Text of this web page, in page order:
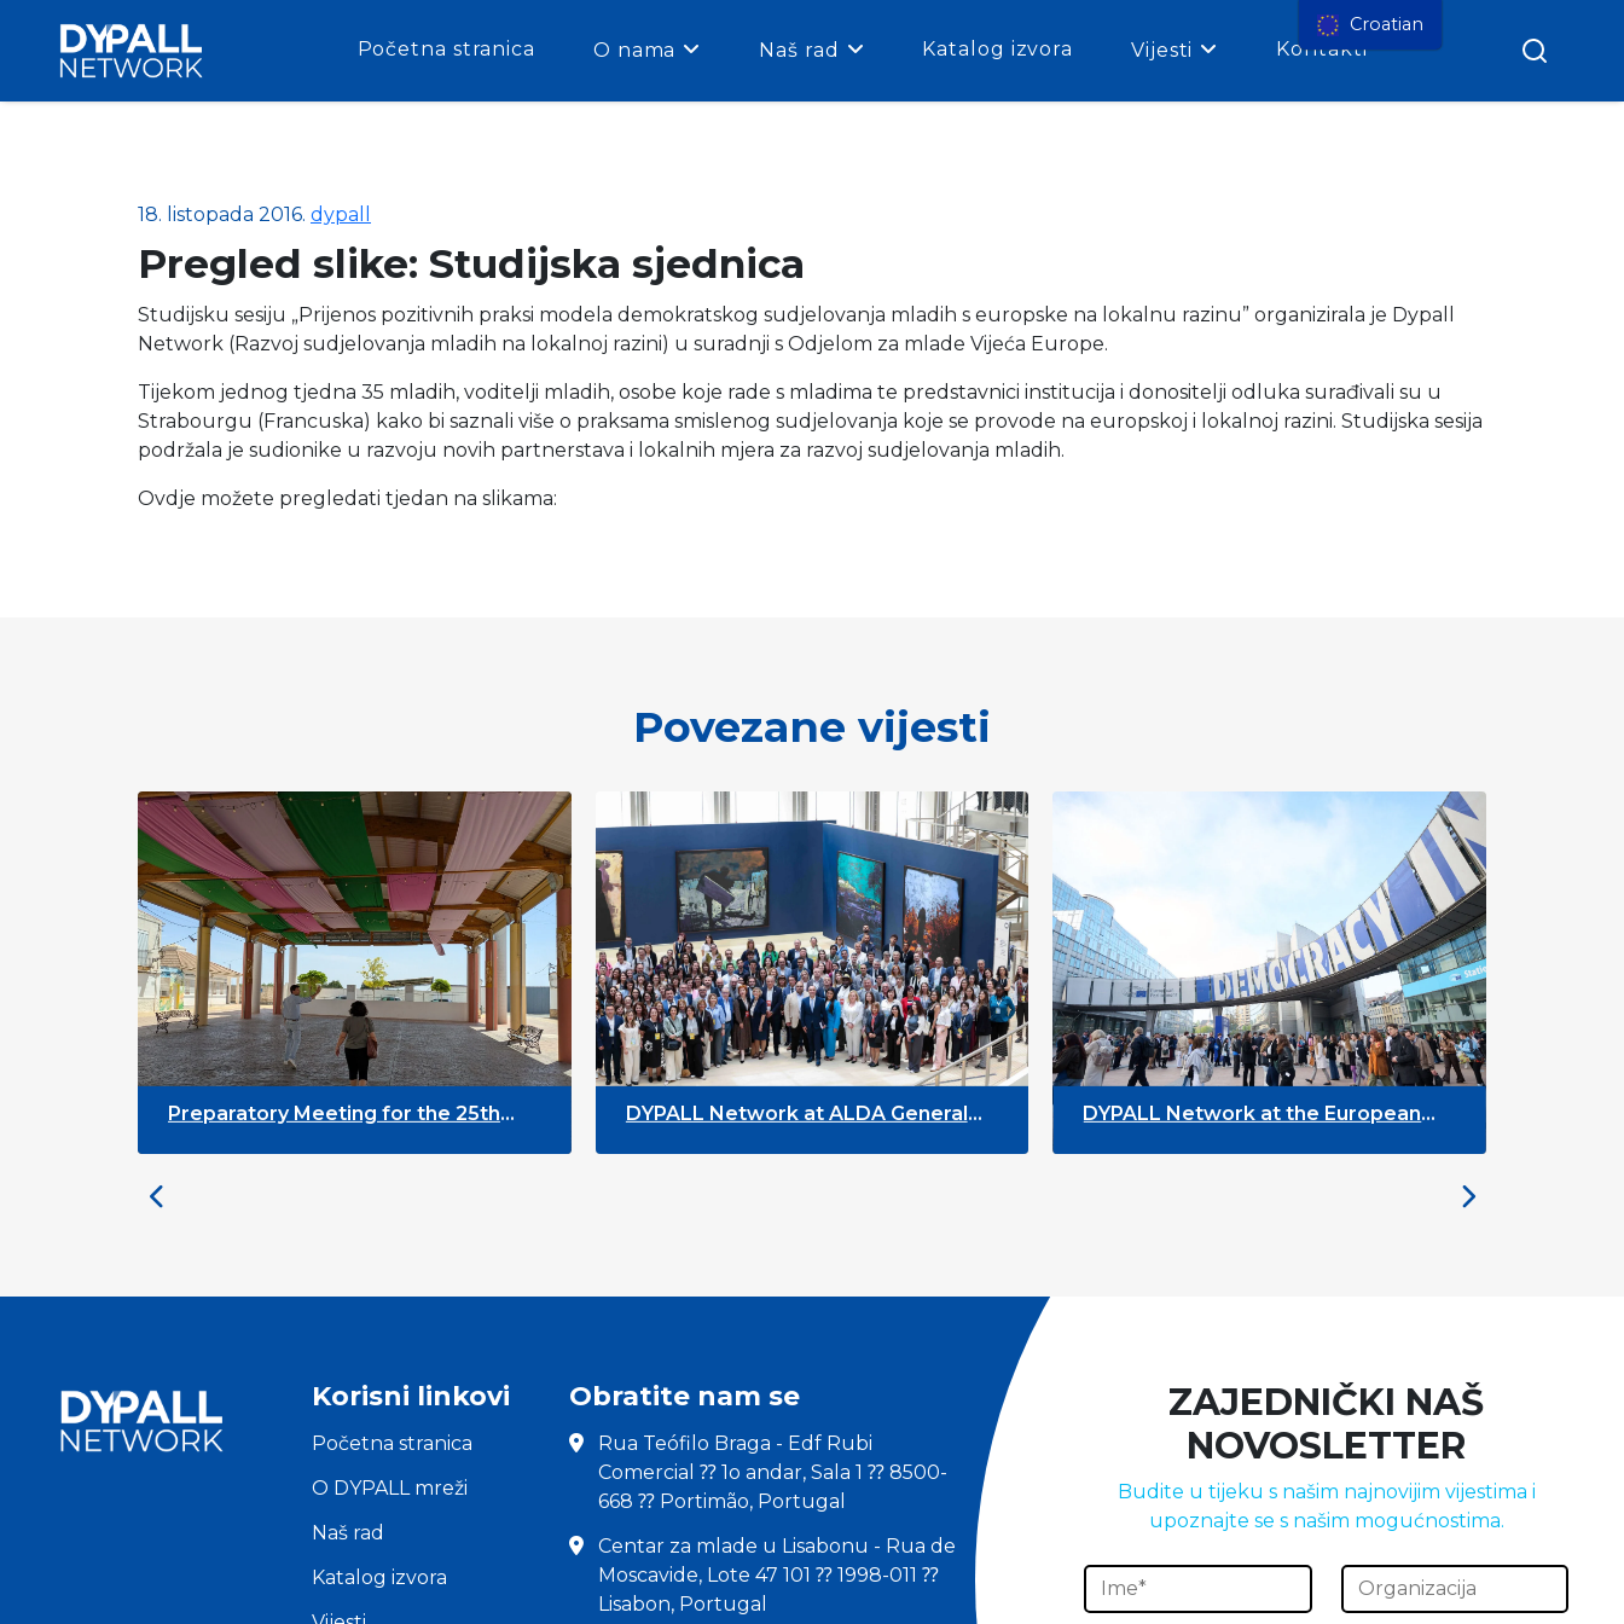
Početna stranica O nama Naš rad Katalog izvora Vijesti Kontakti
18. listopada 2016. dypall
Pregled slike: Studijska sjednica
Studijsku sesiju „Prijenos pozitivnih praksi modela demokratskog sudjelovanja mladih s europske na lokalnu razinu” organizirala je Dypall
Network (Razvoj sudjelovanja mladih na lokalnoj razini) u suradnji s Odjelom za mlade Vijeća Europe.
Tijekom jednog tjedna 35 mladih, voditelji mladih, osobe koje rade s mladima te predstavnici institucija i donositelji odluka surađivali su u
Strabourgu (Francuska) kako bi saznali više o praksama smislenog sudjelovanja koje se provode na europskoj i lokalnoj razini. Studijska sesija
podržala je sudionike u razvoju novih partnerstava i lokalnih mjera za razvoj sudjelovanja mladih.
Ovdje možete pregledati tjedan na slikama:
Povezane vijesti
Preparatory Meeting for the 25th
Development
DYPALL Network at ALDA General
DYPALL Network at the European
Youth Week 2026
Korisni linkovi
Početna stranica
O DYPALL mreži
Naš rad
Katalog izvora
Obratite nam se
Rua Teófilo Braga - Edf Rubi
Comercial ⁇ 1o andar, Sala 1 ⁇ 8500-
668 ⁇ Portimão, Portugal
Centar za mlade u Lisabonu - Rua de
Moscavide, Lote 47 101 ⁇ 1998-011 ⁇
Lisabon, Portugal
ZAJEDNIČKI NAŠ
NOVOSLETTER
Budite u tijeku s našim najnovijim vijestima i
upoznajte se s našim mogućnostima.
Croatian